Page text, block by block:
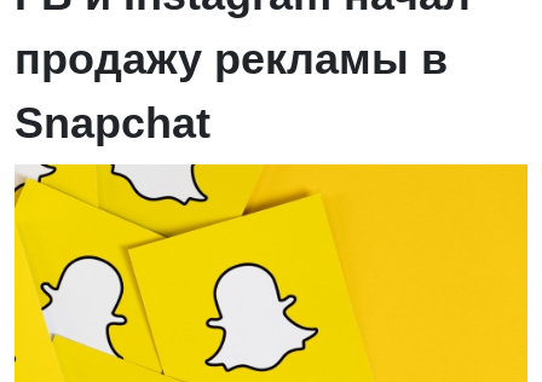
продажу рекламы в
Snapchat